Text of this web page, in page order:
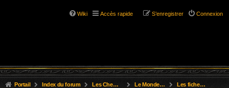
Wiki Accès rapide Connexion
S’enregistrer
Portail Index du forum Les Chemins de L'Aventure Le Monde de Golarion Les fiches des Personnages Joueurs